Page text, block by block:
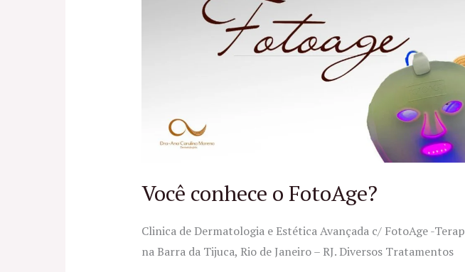
Você conhece o FotoAge?
Clinica de Dermatologia e Estética Avançada c/ FotoAge -
na Barra da Tijuca, Rio de Janeiro – RJ. Diversos Tratamentos